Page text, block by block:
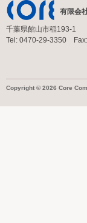
有限会
千葉県館山市稲193-1
Tel: 0470-29-3350
Copyright © 2026 Core